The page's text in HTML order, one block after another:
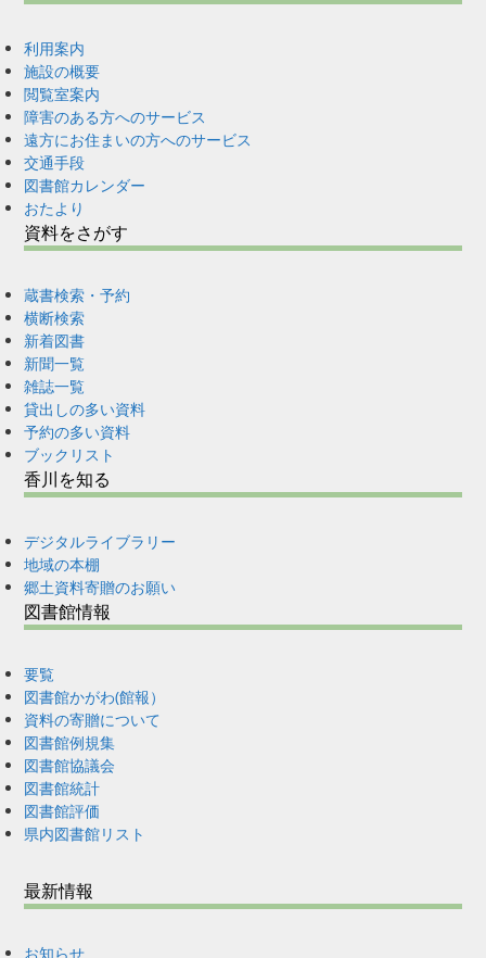
利用案内
施設の概要
閲覧室案内
障害のある方へのサービス
遠方にお住まいの方へのサービス
交通手段
図書館カレンダー
おたより
資料をさがす
蔵書検索・予約
横断検索
新着図書
新聞一覧
雑誌一覧
貸出しの多い資料
予約の多い資料
ブックリスト
香川を知る
デジタルライブラリー
地域の本棚
郷土資料寄贈のお願い
図書館情報
要覧
図書館かがわ(館報）
資料の寄贈について
図書館例規集
図書館協議会
図書館統計
図書館評価
県内図書館リスト
最新情報
お知らせ